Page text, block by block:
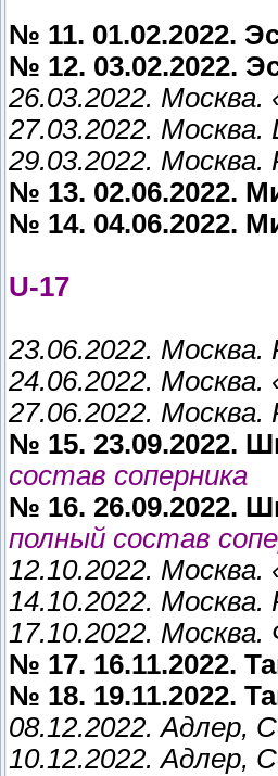
№ 11. 01.02.2022.
№ 12. 03.02.2022.
26.03.2022.
27.03.2022.
29.03.2022. Москва.
№ 13. 02.06.2022.
№ 14. 04.06.2022.
U-17
23.06.2022.
24.06.2022.
27.06.2022.
№ 15. 23.09.2022.
состав соперника
№ 16. 26.09.2022.
полный состав
12.10.2022.
14.10.2022.
17.10.2022.
№ 17. 16.11.2022.
№ 18. 19.11.2022.
08.12.2022. Адлер,
10.12.2022. Адлер,